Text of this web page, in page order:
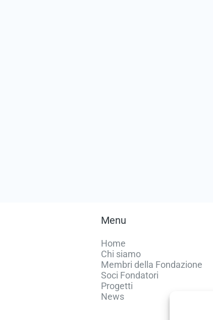
Menu
Home
Chi siamo
Membri della Fondazione
Soci Fondatori
Progetti
News